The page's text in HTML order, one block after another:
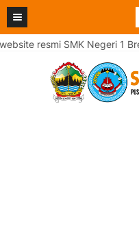
SMK Negeri 1 Brebes